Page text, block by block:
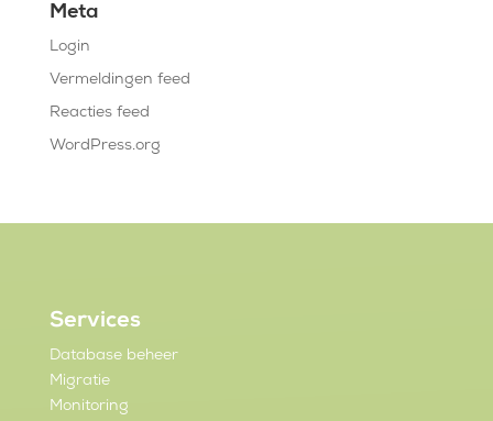
Meta
Login
Vermeldingen feed
Reacties feed
WordPress.org
Services
Database beheer
Migratie
Monitoring